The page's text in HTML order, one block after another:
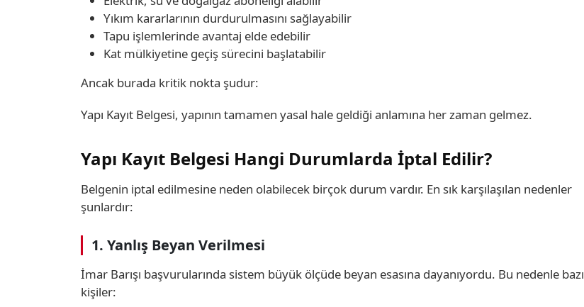
Yıkım kararlarının durdurulmasını sağlayabilir
Tapu işlemlerinde avantaj elde edebilir
Kat mülkiyetine geçiş sürecini başlatabilir
Ancak burada kritik nokta şudur:
Yapı Kayıt Belgesi, yapının tamamen yasal hale geldiği anlamına her zaman gelmez.
Yapı Kayıt Belgesi Hangi Durumlarda İptal Edilir?
Belgenin iptal edilmesine neden olabilecek birçok durum vardır. En sık karşılaşılan nedenler
şunlardır:
1. Yanlış Beyan Verilmesi
İmar Barışı başvurularında sistem büyük ölçüde beyan esasına dayanıyordu. Bu nedenle bazı
kişiler: